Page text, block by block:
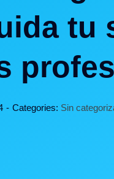
tu
- Categories: Sin